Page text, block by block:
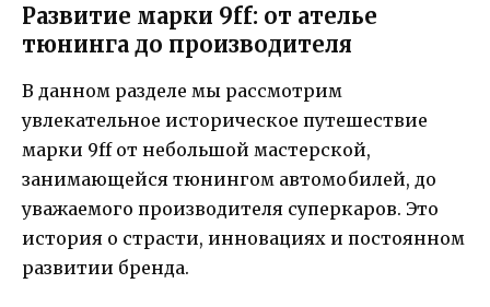
Развитие марки 9ff: от ателье
тюнинга до производителя
В данном разделе мы рассмотрим
увлекательное историческое путешествие
марки 9ff от небольшой мастерской,
занимающейся тюнингом автомобилей, до
уважаемого производителя суперкаров. Это
история о страсти, инновациях и постоянном
развитии бренда.